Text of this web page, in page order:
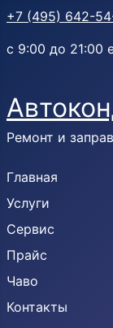
+7 (495) 642-
с 9:00 до 21:00
Ремонт и
Главная
Услуги
Сервис
Прайс
Чаво
Контакты